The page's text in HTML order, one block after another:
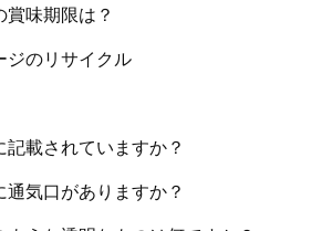
味期限は？
ジのリサイクル
載されていますか？
気口がありますか？